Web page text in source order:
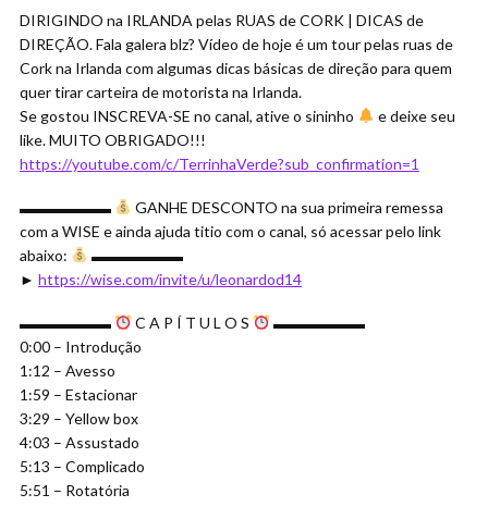
DIRIGINDO na IRLANDA pelas RUAS de CORK | DICAS de
DIREÇÃO. Fala galera blz? Vídeo de hoje é um tour pelas ruas de
Cork na Irlanda com algumas dicas básicas de direção para quem
quer tirar carteira de motorista na Irlanda.
Se gostou INSCREVA-SE no canal, ative o sininho
e deixe seu
like. MUITO OBRIGADO!!!
https://youtube.com/c/TerrinhaVerde?sub_confirmation=1
▬▬▬▬▬▬
GANHE DESCONTO na sua primeira remessa
com a WISE e ainda ajuda titio com o canal, só acessar pelo link
abaixo:
▬▬▬▬▬▬
► https://wise.com/invite/u/leonardod14
▬▬▬▬▬▬ C A P Í T U L O S
▬▬▬▬▬▬
0:00 – Introdução
1:12 – Avesso
1:59 – Estacionar
3:29 – Yellow box
4:03 – Assustado
5:13 – Complicado
5:51 – Rotatória